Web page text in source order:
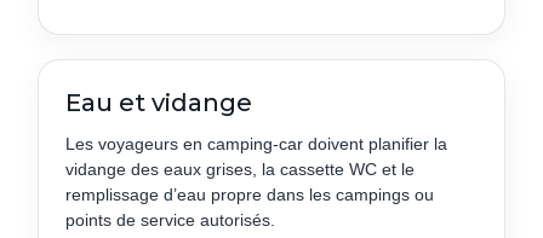
Eau et vidange
Les voyageurs en camping-car doivent planifier la
vidange des eaux grises, la cassette WC et le
remplissage d’eau propre dans les campings ou
points de service autorisés.